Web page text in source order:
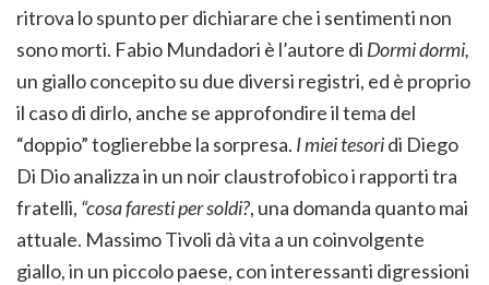
ritrova lo spunto per dichiarare che i sentimenti non
sono morti. Fabio Mundadori è l’autore di Dormi dormi,
un giallo concepito su due diversi registri, ed è proprio
il caso di dirlo, anche se approfondire il tema del
“doppio” toglierebbe la sorpresa. I miei tesoridi Diego
Di Dio analizza in un noir claustrofobico i rapporti tra
fratelli, “cosa faresti per soldi?, una domanda quanto mai
attuale. Massimo Tivoli dà vita a un coinvolgente
giallo, in un piccolo paese, con interessanti digressioni